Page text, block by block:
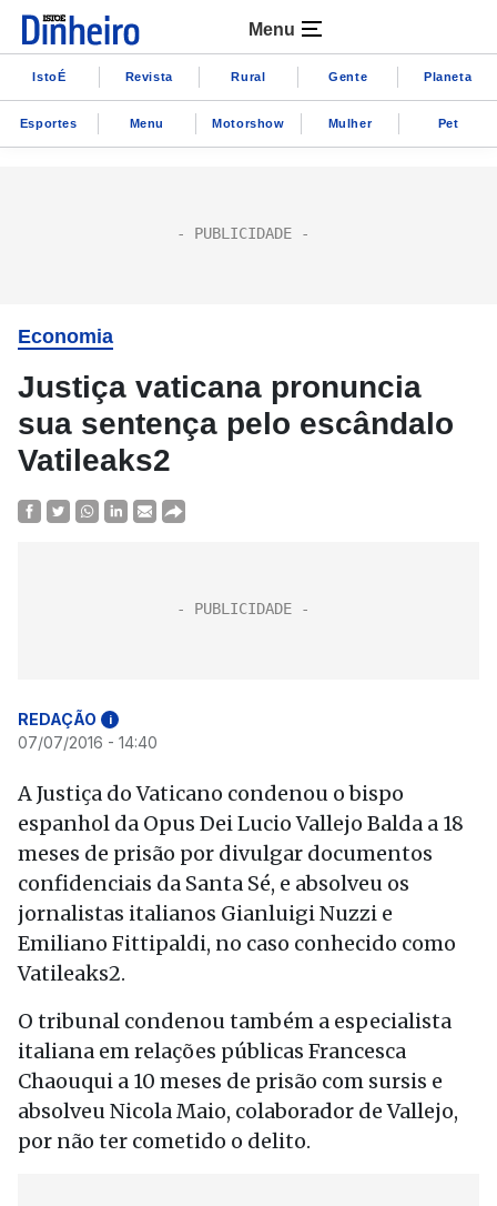
Menu
IstoÉ Revista Rural Gente Planeta
Esportes Menu Motorshow Mulher Pet
Economia
Justiça vaticana pronuncia
sua sentença pelo escândalo
Vatileaks2
REDAÇÃO i
07/07/2016 - 14:40
A Justiça do Vaticano condenou o bispo
espanhol da Opus Dei Lucio Vallejo Balda a 18
meses de prisão por divulgar documentos
confidenciais da Santa Sé, e absolveu os
jornalistas italianos Gianluigi Nuzzi e
Emiliano Fittipaldi, no caso conhecido como
Vatileaks2.
O tribunal condenou também a especialista
italiana em relações públicas Francesca
Chaouqui a 10 meses de prisão com sursis e
absolveu Nicola Maio, colaborador de Vallejo,
por não ter cometido o delito.